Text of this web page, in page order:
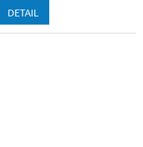
DETAIL